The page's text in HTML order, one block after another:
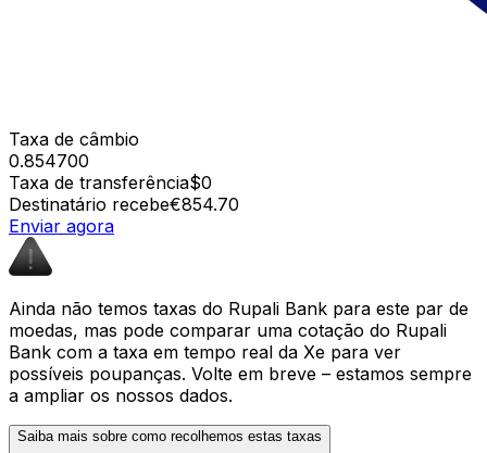
Taxa de câmbio
0.854700
Taxa de transferência$0
Destinatário recebe€854.70
Enviar agora
Ainda não temos taxas do Rupali Bank para este par de
moedas, mas pode comparar uma cotação do Rupali
Bank com a taxa em tempo real da Xe para ver
possíveis poupanças. Volte em breve – estamos sempre
a ampliar os nossos dados.
Saiba mais sobre como recolhemos estas taxas